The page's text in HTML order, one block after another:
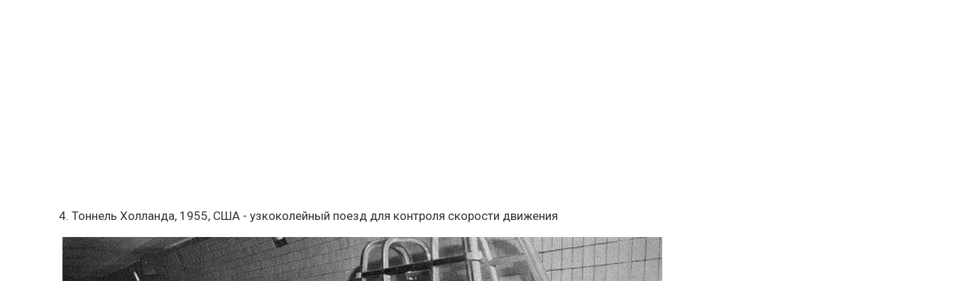
4. Тоннель Холланда, 1955, США - узкоколейный поезд для контроля скорости движения